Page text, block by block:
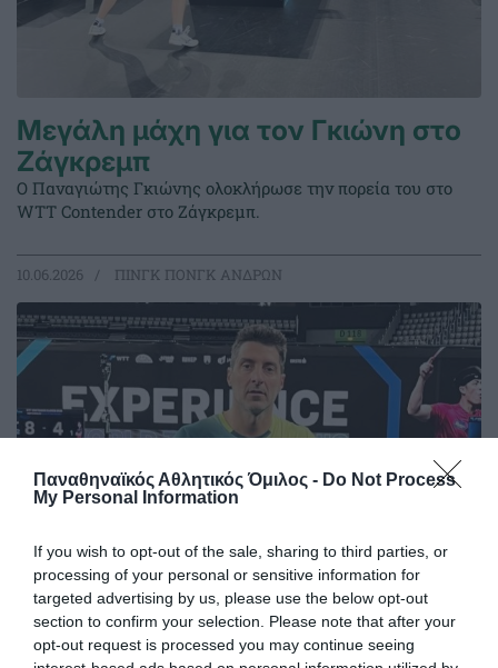
Παναθηναϊκός Αθλητικός Όμιλος - Do Not Process
My Personal Information
If you wish to opt-out of the sale, sharing to third parties, or
processing of your personal or sensitive information for
targeted advertising by us, please use the below opt-out
section to confirm your selection. Please note that after your
opt-out request is processed you may continue seeing
Μεγάλη μάχη για τον Γκιώνη στο
Ζάγκρεμπ
Ο Παναγιώτης Γκιώνης ολοκλήρωσε την πορεία του στο
WTT Contender στο Ζάγκρεμπ.
10.06.2026 ΠΙΝΓΚ ΠΟΝΓΚ ΑΝΔΡΩΝ
Σπουδαίος Γκιώνης στην Κροατία
Ο Παναγιώτης Γκιώνης έκανε εξαιρετικό ξεκίνημα στον